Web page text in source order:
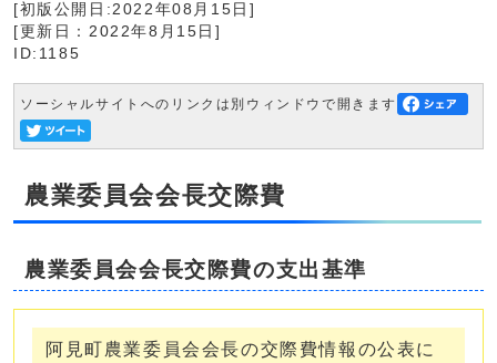
[初版公開日:2022年08月15日]
[更新日：2022年8月15日]
ID:1185
ソーシャルサイトへのリンクは別ウィンドウで開きます
農業委員会会長交際費
農業委員会会長交際費の支出基準
阿見町農業委員会会長の交際費情報の公表に